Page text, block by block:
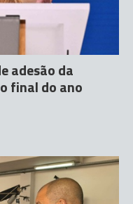
adesão da
final do ano